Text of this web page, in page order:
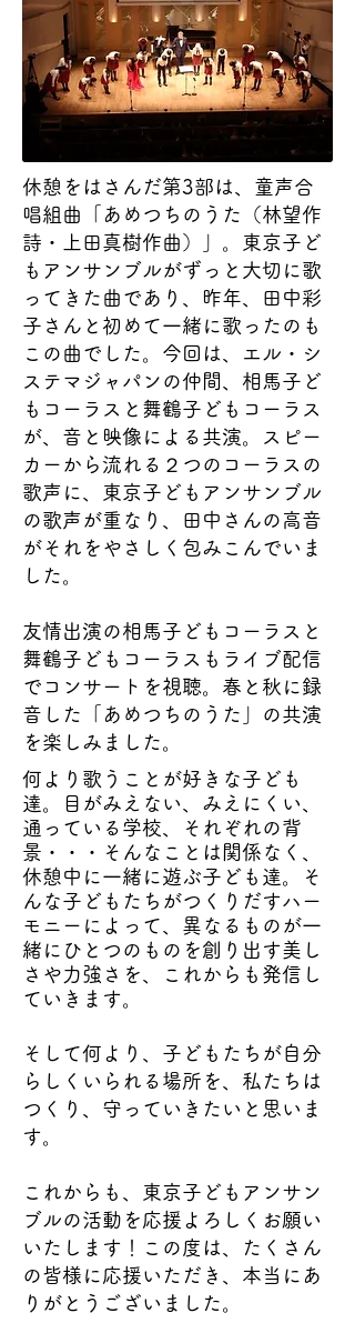
休憩をはさんだ第3部は、童声合
唱組曲「あめつちのうた（林望作
詩・上田真樹作曲）」。東京子ど
もアンサンブルがずっと大切に歌
ってきた曲であり、昨年、田中彩
子さんと初めて一緒に歌ったのも
この曲でした。今回は、エル・シ
ステマジャパンの仲間、相馬子ど
もコーラスと舞鶴子どもコーラス
が、音と映像による共演。スピー
カーから流れる２つのコーラスの
歌声に、東京子どもアンサンブル
の歌声が重なり、田中さんの高音
がそれをやさしく包みこんでいま
した。
友情出演の相馬子どもコーラスと
舞鶴子どもコーラスもライブ配信
でコンサートを視聴。春と秋に録
音した「あめつちのうた」の共演
を楽しみました。
何より歌うことが好きな子ども
達。目がみえない、みえにくい、
通っている学校、それぞれの背
景・・・そんなことは関係なく、
休憩中に一緒に遊ぶ子ども達。そ
んな子どもたちがつくりだすハー
モニーによって、異なるものが一
緒にひとつのものを創り出す美し
さや力強さを、これからも発信し
ていきます。
そして何より、子どもたちが自分
らしくいられる場所を、私たちは
つくり、守っていきたいと思いま
す。
これからも、東京子どもアンサン
ブルの活動を応援よろしくお願い
いたします！この度は、たくさん
の皆様に応援いただき、本当にあ
りがとうございました。